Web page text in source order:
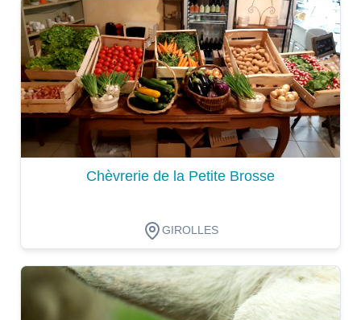
Toutes les communes
critères
Chèvrerie de la Petite Brosse
GIROLLES
Dégustation